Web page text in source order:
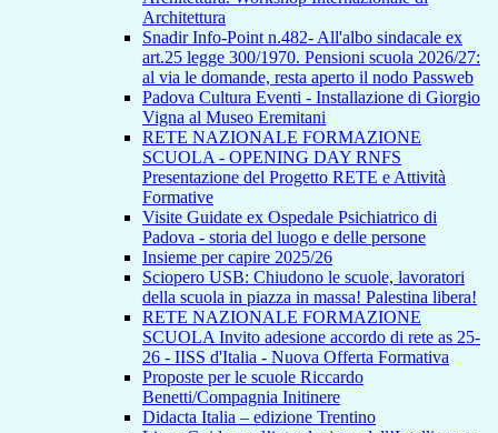
Architettura
Snadir Info-Point n.482- All'albo sindacale ex
art.25 legge 300/1970. Pensioni scuola 2026/27:
al via le domande, resta aperto il nodo Passweb
Padova Cultura Eventi - Installazione di Giorgio
Vigna al Museo Eremitani
RETE NAZIONALE FORMAZIONE
SCUOLA - OPENING DAY RNFS
Presentazione del Progetto RETE e Attività
Formative
Visite Guidate ex Ospedale Psichiatrico di
Padova - storia del luogo e delle persone
Insieme per capire 2025/26
Sciopero USB: Chiudono le scuole, lavoratori
della scuola in piazza in massa! Palestina libera!
RETE NAZIONALE FORMAZIONE
SCUOLA Invito adesione accordo di rete as 25-
26 - IISS d'Italia - Nuova Offerta Formativa
Proposte per le scuole Riccardo
Benetti/Compagnia Initinere
Didacta Italia – edizione Trentino